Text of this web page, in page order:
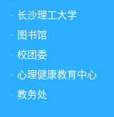
· 长沙理工大学
· 图书馆
· 校团委
· 心理健康教育中心
· 教务处